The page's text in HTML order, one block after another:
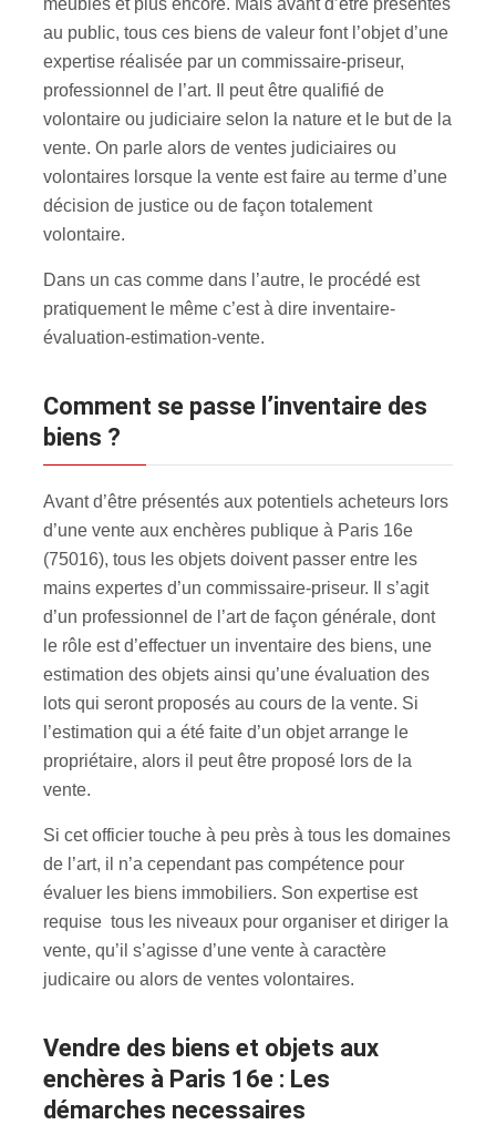
au public, tous ces biens de valeur font l’objet d’une
expertise réalisée par un commissaire-priseur,
professionnel de l’art. Il peut être qualifié de
volontaire ou judiciaire selon la nature et le but de la
vente. On parle alors de ventes judiciaires ou
volontaires lorsque la vente est faire au terme d’une
décision de justice ou de façon totalement
volontaire.
Dans un cas comme dans l’autre, le procédé est
pratiquement le même c’est à dire inventaire-
évaluation-estimation-vente.
Comment se passe l’inventaire des
biens ?
Avant d’être présentés aux potentiels acheteurs lors
d’une vente aux enchères publique à Paris 16e
(75016), tous les objets doivent passer entre les
mains expertes d’un commissaire-priseur. Il s’agit
d’un professionnel de l’art de façon générale, dont
le rôle est d’effectuer un inventaire des biens, une
estimation des objets ainsi qu’une évaluation des
lots qui seront proposés au cours de la vente. Si
l’estimation qui a été faite d’un objet arrange le
propriétaire, alors il peut être proposé lors de la
vente.
Si cet officier touche à peu près à tous les domaines
de l’art, il n’a cependant pas compétence pour
évaluer les biens immobiliers. Son expertise est
requise tous les niveaux pour organiser et diriger la
vente, qu’il s’agisse d’une vente à caractère
judicaire ou alors de ventes volontaires.
Vendre des biens et objets aux
enchères à Paris 16e : Les
démarches necessaires